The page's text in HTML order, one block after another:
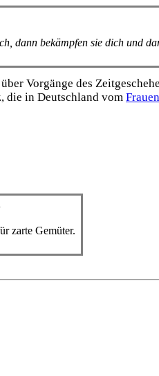
dann bekämpfen sie dich und
Vorgänge des
die in Deutschland vom
zarte Gemüter.